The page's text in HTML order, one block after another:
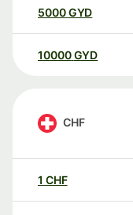
5000GYD
10000 GYD
CHF
1 CHF